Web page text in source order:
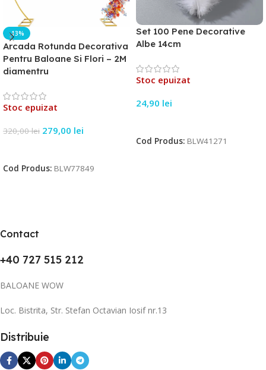
-13%
Arcada Rotunda Decorativa
Pentru Baloane Si Flori – 2M
diamentru
Stoc epuizat
320,00lei 279,00 lei
Cod Produs: BLW77849
Set 100 Pene Decorative
Albe 14cm
Stoc epuizat
24,90 lei
Cod Produs: BLW41271
Contact
+40 727 515 212
BALOANE WOW
Loc. Bistrita, Str. Stefan Octavian Iosif nr.13
Distribuie